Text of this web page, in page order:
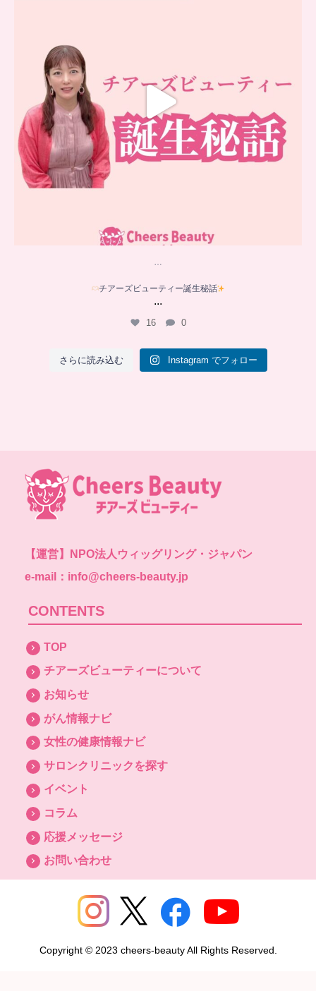
…
チアーズビューティー誕生秘話
...
16 0
さらに読み込む Instagram でフォロー
【運営】
NPO法人ウィッグリング・ジャパン
e-mail：info@cheers-beauty.jp
CONTENTS
TOP
チアーズビューティーについて
お知らせ
がん情報ナビ
女性の健康情報ナビ
サロンクリニックを探す
イベント
コラム
応援メッセージ
お問い合わせ
Copyright © 2023 cheers-beauty All Rights Reserved.